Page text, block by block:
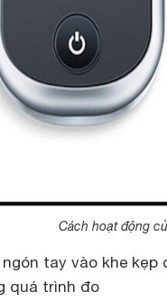
Cách hoạt động
tay vào khe kẹp
quá trình đo